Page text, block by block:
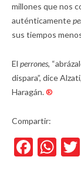
millones que nos
auténticamente
sus tiempos
El perrones,
dispara”, dice
Haragán.®
Compartir: